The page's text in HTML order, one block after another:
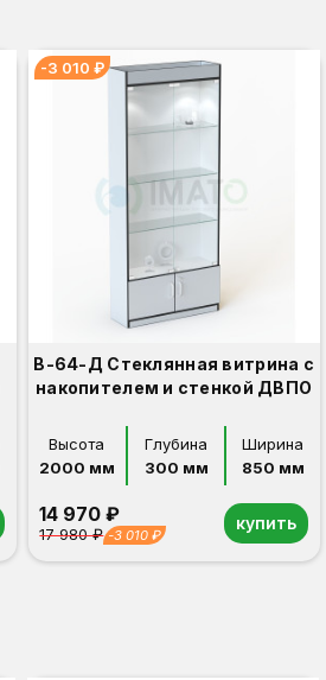
-3 010 ₽
В-64-Д Стеклянная витрина с
накопителем и стенкой ДВПО
Высота
2000 мм
Глубина
300 мм
Ширина
850 мм
14 970 ₽
17 980 ₽ -3 010 ₽
купить